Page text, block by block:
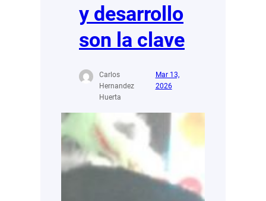
y desarrollo
son la clave
Carlos
Hernandez
Huerta
Mar 13,
2026